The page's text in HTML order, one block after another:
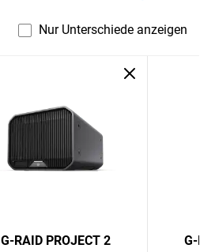
Nur Unterschiede anzeigen
G-RAID PROJECT 2